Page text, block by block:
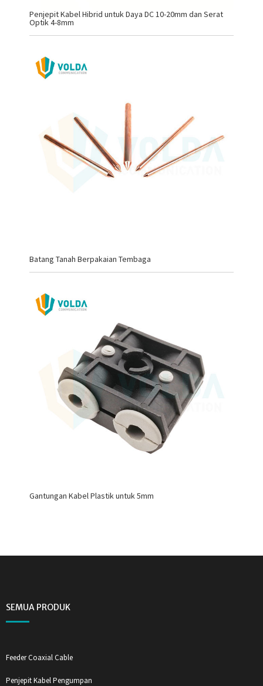
Penjepit Kabel Hibrid untuk Daya DC 10-20mm dan Serat
Optik 4-8mm
Batang Tanah Berpakaian Tembaga
Gantungan Kabel Plastik untuk 5mm
SEMUA PRODUK
Feeder Coaxial Cable
Penjepit Kabel Pengumpan